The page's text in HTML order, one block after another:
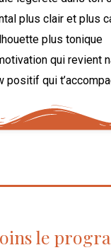
plus clair et plus
plus tonique
qui revient
positif qui
le